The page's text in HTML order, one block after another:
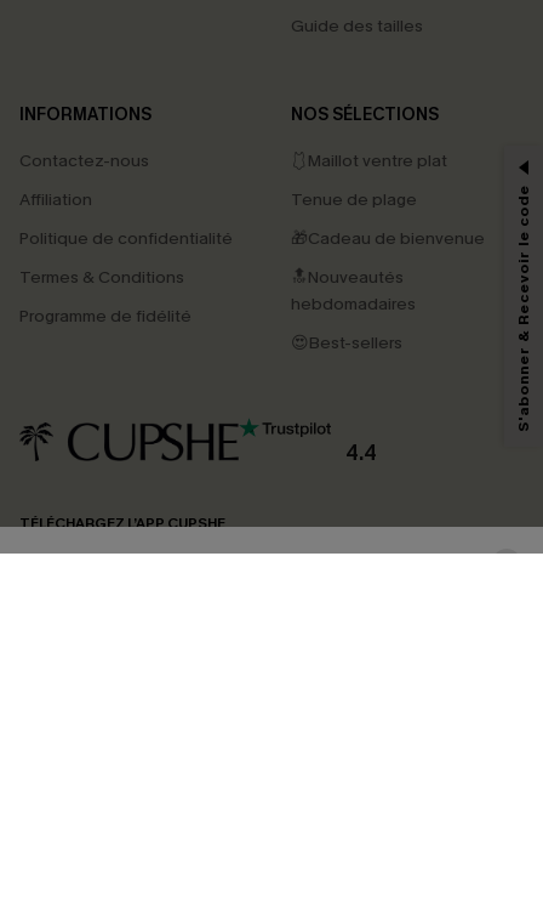
Guide des tailles
INFORMATIONS
Contactez-nous
Affiliation
Politique de confidentialité
Termes & Conditions
Programme de fidélité
NOS SÉLECTIONS
🩱Maillot ventre plat
Tenue de plage
🎁Cadeau de bienvenue
🔝Nouveautés
hebdomadaires
😍Best-sellers
4.4
TÉLÉCHARGEZ L’APP CUPSHE
PROFITEZ DE -15%
-15% dès 2 Achetés par E-mail
*Un code par commande, valable une seule fois.
En soumettant votre adresse e-mail, vous acceptez de recevoir des e-mails
marketing (y compris du contenu généré par l'IA) de Cupshe et
reconnaissez avoir pris connaissance de nos
pouvons utiliser les données collectées sur notre site ainsi que des
produits susceptibles de vous intéresser, conformément à notre
Politique de
confidentialité
. Vous pouvez vous désabonner à tout moment.
S'abonner & Recevoir le code